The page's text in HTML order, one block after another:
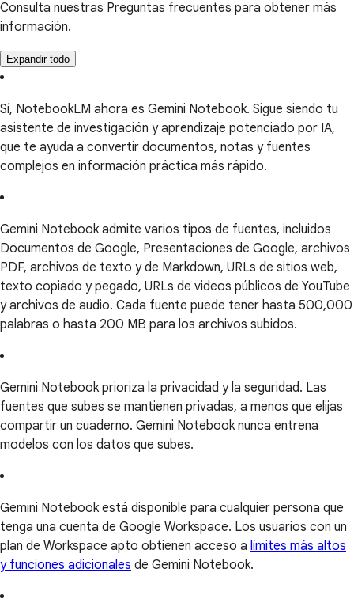
Consulta nuestras Preguntas frecuentes para obtener más
información.
Expandir todo
Sí, NotebookLM ahora es Gemini Notebook. Sigue siendo tu
asistente de investigación y aprendizaje potenciado por IA,
que te ayuda a convertir documentos, notas y fuentes
complejos en información práctica más rápido.
Gemini Notebook admite varios tipos de fuentes, incluidos
Documentos de Google, Presentaciones de Google, archivos
PDF, archivos de texto y de Markdown, URLs de sitios web,
texto copiado y pegado, URLs de videos públicos de YouTube
y archivos de audio. Cada fuente puede tener hasta 500,000
palabras o hasta 200 MB para los archivos subidos.
Gemini Notebook prioriza la privacidad y la seguridad. Las
fuentes que subes se mantienen privadas, a menos que elijas
compartir un cuaderno. Gemini Notebook nunca entrena
modelos con los datos que subes.
Gemini Notebook está disponible para cualquier persona que
tenga una cuenta de Google Workspace. Los usuarios con un
plan de Workspace apto obtienen acceso a límites más altos
y funciones adicionales de Gemini Notebook.